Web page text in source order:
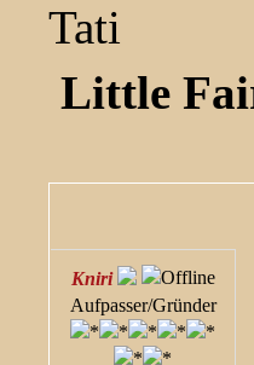
Tati
Little
Kniri
Aufpasser/Gründer